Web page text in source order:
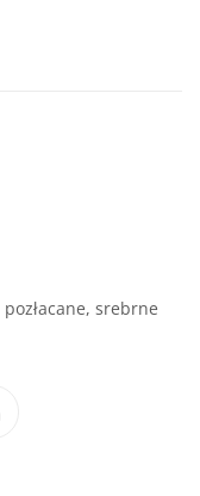
pozłacane, srebrne